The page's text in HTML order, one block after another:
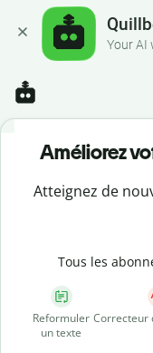
Your AI
Améliorez
Atteignez de
Tous les
Reformuler
un texte
Correcteur